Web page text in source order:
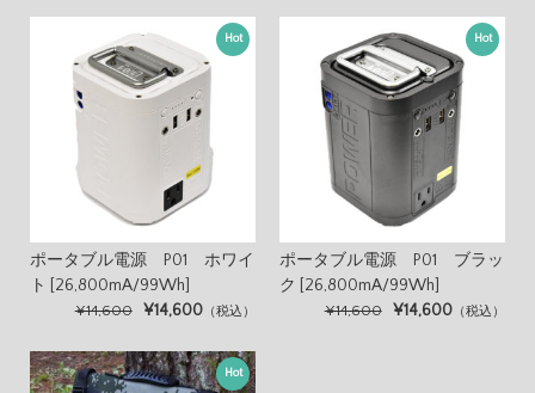
Hot
ポータブル電源 P01 ホワイ
ト [26,800mA/99Wh]
¥14,600 ¥14,600 （税込）
Hot
ポータブル電源 P01 ブラッ
ク [26,800mA/99Wh]
¥14,600 ¥14,600 （税込）
Hot